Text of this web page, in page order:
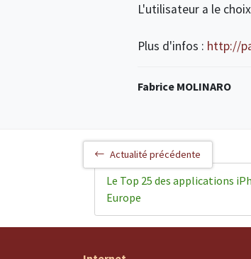
L'utilisateur a le
Plus d'infos : http://
Fabrice MOLINARO
Actualité précédente
Le Top 25 des applications
Europe